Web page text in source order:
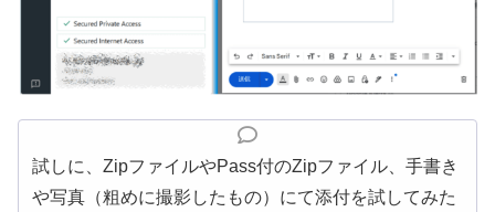
試しに、ZipファイルやPass付のZipファイル、手書き
や写真（粗めに撮影したもの）にて添付を試してみた